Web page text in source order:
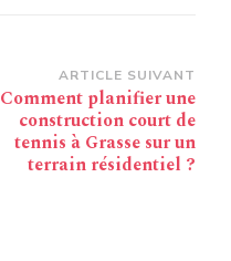
ARTICLE SUIVANT
Comment planifier une
construction court de
tennis à Grasse sur un
terrain résidentiel ?